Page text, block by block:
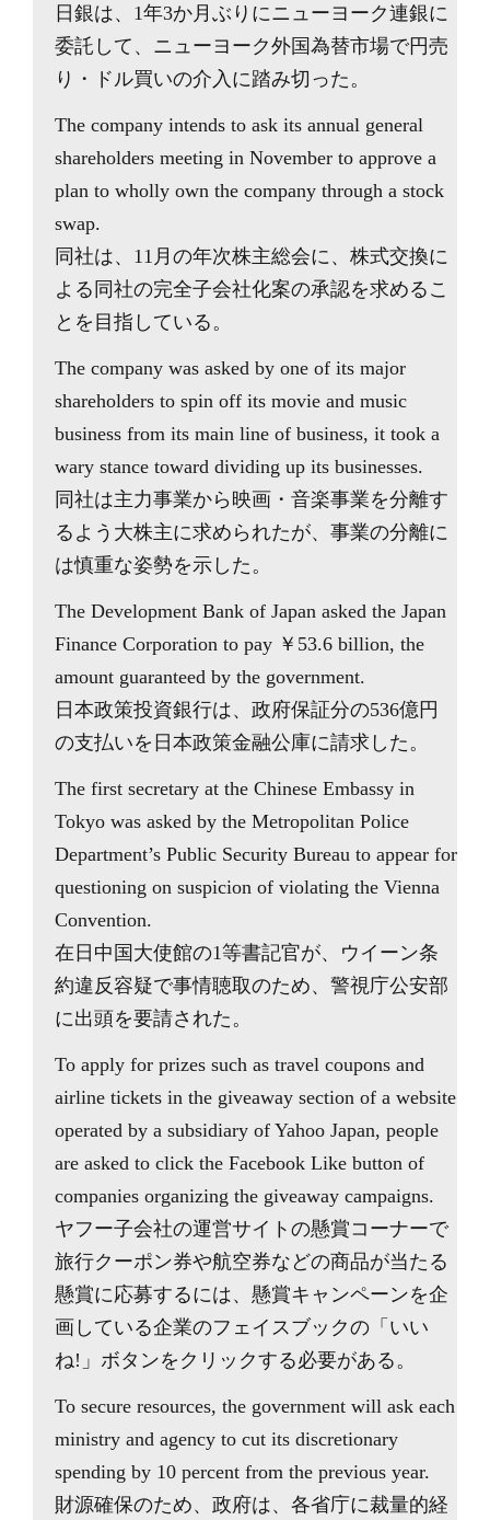
日銀は、1年3か月ぶりにニューヨーク連銀に
委託して、ニューヨーク外国為替市場で円売
り・ドル買いの介入に踏み切った。
The company intends to ask its annual general
shareholders meeting in November to approve a
plan to wholly own the company through a stock
swap.
同社は、11月の年次株主総会に、株式交換に
よる同社の完全子会社化案の承認を求めるこ
とを目指している。
The company was asked by one of its major
shareholders to spin off its movie and music
business from its main line of business, it took a
wary stance toward dividing up its businesses.
同社は主力事業から映画・音楽事業を分離す
るよう大株主に求められたが、事業の分離に
は慎重な姿勢を示した。
The Development Bank of Japan asked the Japan
Finance Corporation to pay ￥53.6 billion, the
amount guaranteed by the government.
日本政策投資銀行は、政府保証分の536億円
の支払いを日本政策金融公庫に請求した。
The first secretary at the Chinese Embassy in
Tokyo was asked by the Metropolitan Police
Department’s Public Security Bureau to appear for
questioning on suspicion of violating the Vienna
Convention.
在日中国大使館の1等書記官が、ウイーン条
約違反容疑で事情聴取のため、警視庁公安部
に出頭を要請された。
To apply for prizes such as travel coupons and
airline tickets in the giveaway section of a website
operated by a subsidiary of Yahoo Japan, people
are asked to click the Facebook Like button of
companies organizing the giveaway campaigns.
ヤフー子会社の運営サイトの懸賞コーナーで
旅行クーポン券や航空券などの商品が当たる
懸賞に応募するには、懸賞キャンペーンを企
画している企業のフェイスブックの「いい
ね!」ボタンをクリックする必要がある。
To secure resources, the government will ask each
ministry and agency to cut its discretionary
spending by 10 percent from the previous year.
財源確保のため、政府は、各省庁に裁量的経